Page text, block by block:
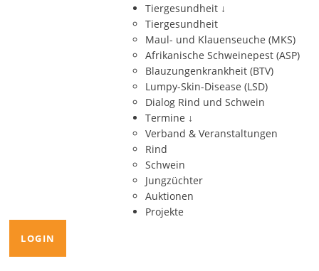
Tiergesundheit ↓
Tiergesundheit
Maul- und Klauenseuche (MKS)
Afrikanische Schweinepest (ASP)
Blauzungenkrankheit (BTV)
Lumpy-Skin-Disease (LSD)
Dialog Rind und Schwein
Termine ↓
Verband & Veranstaltungen
Rind
Schwein
Jungzüchter
Auktionen
Projekte
LOGIN